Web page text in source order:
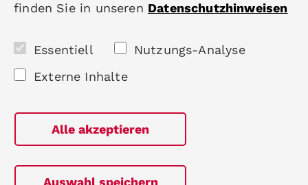
finden Sie in unseren Datenschutzhinweisen
Essentiell
Nutzungs-Analyse
Externe Inhalte
Alle akzeptieren
Auswahl speichern